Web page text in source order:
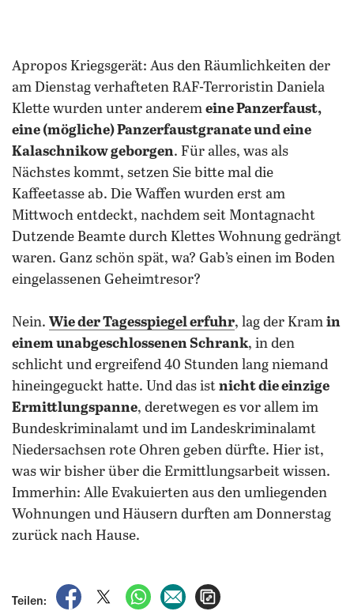
Apropos Kriegsgerät: Aus den Räumlichkeiten der
am Dienstag verhafteten RAF-Terroristin Daniela
Klette wurden unter anderem eine Panzerfaust,
eine (mögliche) Panzerfaustgranate und eine
Kalaschnikow geborgen. Für alles, was als
Nächstes kommt, setzen Sie bitte mal die
Kaffeetasse ab. Die Waffen wurden erst am
Mittwoch entdeckt, nachdem seit Montagnacht
Dutzende Beamte durch Klettes Wohnung gedrängt
waren. Ganz schön spät, wa? Gab’s einen im Boden
eingelassenen Geheimtresor?
Nein. Wie der Tagesspiegel erfuhr, lag der Kram in
einem unabgeschlossenen Schrank, in den
schlicht und ergreifend 40 Stunden lang niemand
hineingeguckt hatte. Und das ist nicht die einzige
Ermittlungspanne, deretwegen es vor allem im
Bundeskriminalamt und im Landeskriminalamt
Niedersachsen rote Ohren geben dürfte. Hier ist,
was wir bisher über die Ermittlungsarbeit wissen.
Immerhin: Alle Evakuierten aus den umliegenden
Wohnungen und Häusern durften am Donnerstag
zurück nach Hause.
Teilen:
auf Facebook teilen
auf X teilenper WhatsApp teilen
per E-Mail teilen